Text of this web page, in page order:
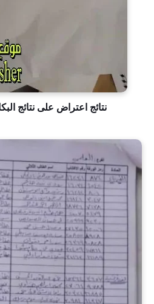
نتائج اعتراض على نتائج البكالوريا